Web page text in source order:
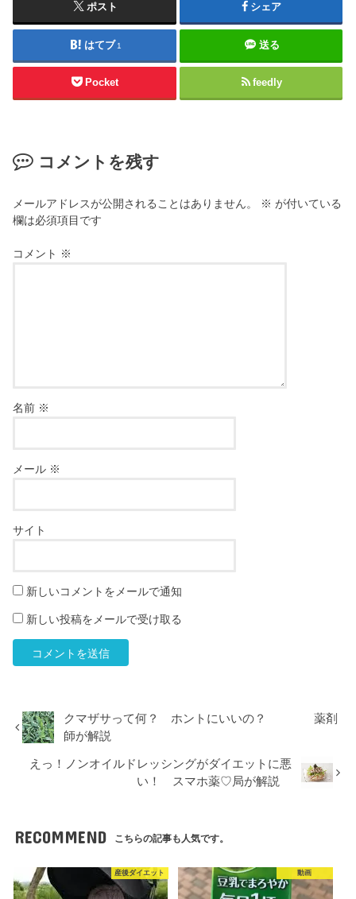
ポスト シェア
はてブ 1 送る
Pocket feedly
コメントを残す
メールアドレスが公開されることはありません。 ※ が付いている
欄は必須項目です
コメント ※
名前 ※
メール ※
サイト
新しいコメントをメールで通知
新しい投稿をメールで受け取る
クマザサって何？ ホントにいいの？ 薬剤
師が解説
えっ！ノンオイルドレッシングがダイエットに悪
い！ スマホ薬♡局が解説
RECOMMEND こちらの記事も人気です。
産後ダイエット 動画